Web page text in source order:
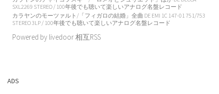
SXL2269 STEREO / 100年後でも聴いて楽しいアナログ名盤レコード
カラヤンのモーツァルト/「フィガロの結婚」全曲 DE EMI 1C 147-01 751/753
STEREO 3LP / 100年後でも聴いて楽しいアナログ名盤レコード
Powered by livedoor 相互RSS
ADS